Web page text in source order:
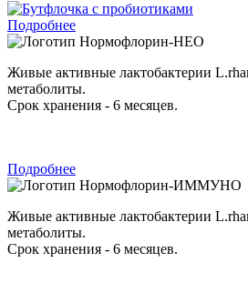
Подробнее
Нормофлорин-НЕО
Живые активные лактобактерии
метаболиты.
Срок хранения - 6 месяцев.
Подробнее
Нормофлорин-ИММУНО
Живые активные лактобактерии
метаболиты.
Срок хранения - 6 месяцев.